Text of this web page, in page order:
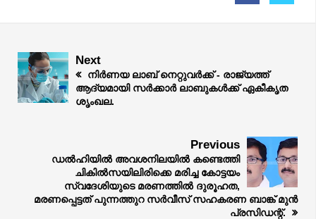
Next
നിർണയ ലാബ് നെറ്റുവർക്ക് - രാജ്യത്ത്
ആദ്യമായി സർക്കാർ ലാബുകൾക്ക് ഏകീകൃത
ശൃംഖല.
Previous
ഡല്‍ഹിയിൽ അവശനിലയില്‍ കണ്ടെത്തി
ചികില്‍സയിലിരിക്കെ മരിച്ച കോട്ടയം
സ്വദേശിയുടെ മരണത്തില്‍ ദുരൂഹത,
മരണപ്പെട്ടത് പുന്നത്തുറ സർവീസ് സഹകരണ ബാങ്ക് മുൻ
പ്രസിഡന്റ്.